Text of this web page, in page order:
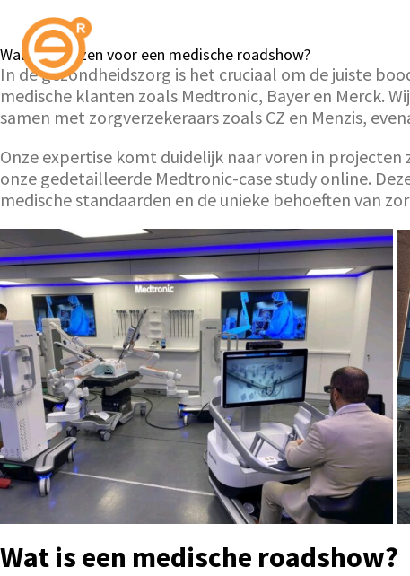
Waarom kiezen voor een medische roadshow?
In de gezondheidszorg is het cruciaal om de juiste
medische klanten zoals Medtronic, Bayer en Merck.
samen met zorgverzekeraars zoals CZ en Menzis,
Onze expertise komt duidelijk naar voren in
onze gedetailleerde Medtronic-case study online.
medische standaarden en de unieke behoeften van
Wat is een medische roadshow?